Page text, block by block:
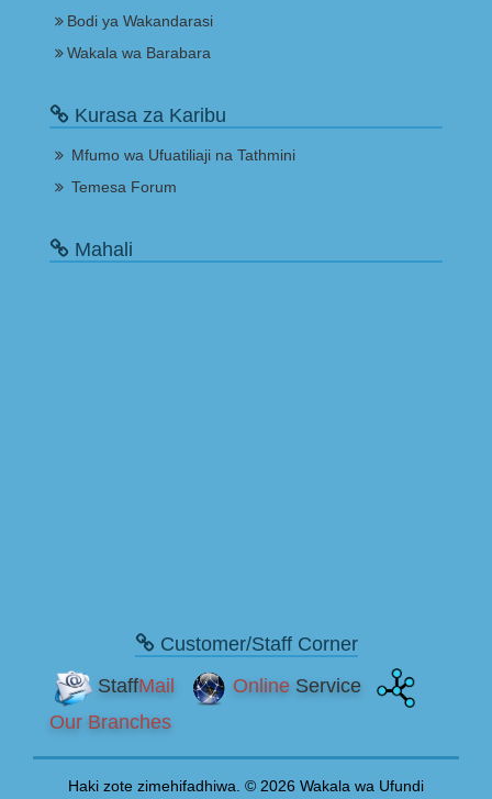
Bodi ya Wakandarasi
Wakala wa Barabara
Kurasa za Karibu
Mfumo wa Ufuatiliaji na Tathmini
Temesa Forum
Mahali
Customer/Staff Corner
StaffMail Online Service
Our Branches
Haki zote zimehifadhiwa. © 2026 Wakala wa Ufundi